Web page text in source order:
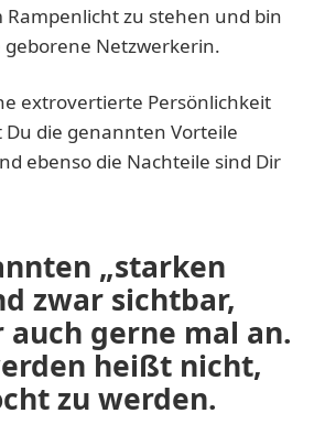
Rampenlicht zu stehen und bin
Netzwerkerin.
extrovertierte Persönlichkeit
die genannten Vorteile
ebenso die Nachteile sind Dir
„starken
zwar sichtbar,
auch gerne mal an.
heißt nicht,
zu werden.